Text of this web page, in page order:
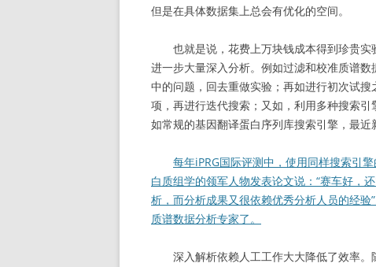
但是在具体数据集上总会有优化的空间。
也就是说，花费上万块钱成本得到珍贵实
进一步大量深入分析。例如过滤和校准质谱
中的问题，回去重做实验；再如进行初次试
项，再进行迭代搜索；又如，利用多种搜索
如常规的基因翻译蛋白序列库搜索引擎，最
每年iPRG国际评测中，使用同样搜索引
白质组学的领军人物发表论文说：“赛车好，
析，而分析成果又很依赖优秀分析人员的经
质谱数据分析专家了。
深入解析依赖人工工作大大降低了效率。